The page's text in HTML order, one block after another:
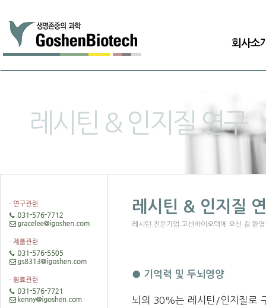
회사소
레시틴 & 인지질 연구
레시틴 & 인지질
레시틴 전문기업 고센바이오텍에 오신 걸 환
● 기억력 및 두뇌영양
뇌의 30%는 레시틴/인지질로